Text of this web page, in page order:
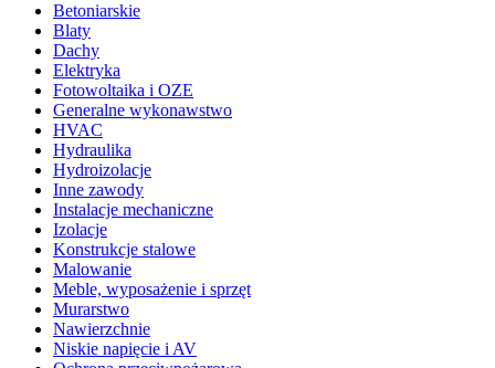
Betoniarskie
Blaty
Dachy
Elektryka
Fotowoltaika i OZE
Generalne wykonawstwo
HVAC
Hydraulika
Hydroizolacje
Inne zawody
Instalacje mechaniczne
Izolacje
Konstrukcje stalowe
Malowanie
Meble, wyposażenie i sprzęt
Murarstwo
Nawierzchnie
Niskie napięcie i AV